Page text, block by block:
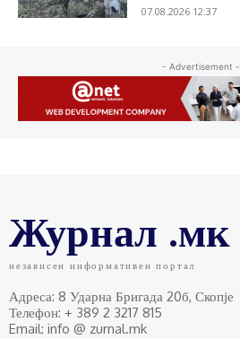
07.08.2026 12:37
- Advertisement -
Журнал .мк
независен информативен портал
Адреса: 8 Ударна Бригада 20б, Скопје
Телефон: + 389 2 3217 815
Email: info @ zurnal.mk